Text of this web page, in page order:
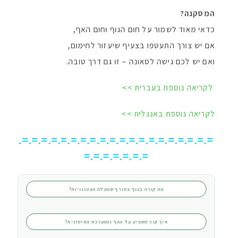
המסקנה?
כדאי מאוד לשמור על חום הגוף וחום האף,
אם יש צורך התעטפו בצעיף שיעזור לחימום,
ואם יש לכם גישה לסאונה – זו גם דרך טובה.
לקריאה נוספת בעברית >>
לקריאה נוספת באנגלית >>
=.=.=.=.=.=.=.=.=.=.=.=.=.=.=.=.=.=.=.=.
=.=.=.=.=.=.=
מה קורה בגוף בחורף שמעלה הצטננויות?
איך קור משפיע על האף והמערכת החיסונית?